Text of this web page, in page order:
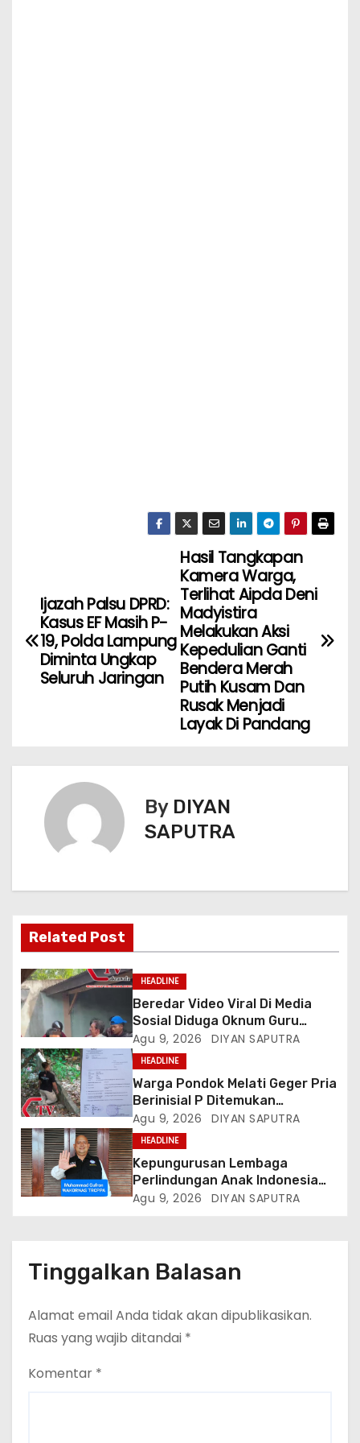
Hasil Tangkapan
Kamera Warga,
Terlihat Aipda Deni
Madyistira
Melakukan Aksi
Kepedulian Ganti
Bendera Merah
Putih Kusam Dan
Rusak Menjadi
Layak Di Pandang
Ijazah Palsu DPRD:
Kasus EF Masih P-
19, Polda Lampung
Diminta Ungkap
Seluruh Jaringan
By DIYAN
SAPUTRA
Related Post
HEADLINE
Beredar Video Viral Di Media
Sosial Diduga Oknum Guru
Menampar Murid Di Halaman
Parkir Sekolah
Agu 9, 2026 DIYAN SAPUTRA
HEADLINE
Warga Pondok Melati Geger Pria
Berinisial P Ditemukan
Meninggal Diduga Akibat
Tekanan Hutang
Agu 9, 2026 DIYAN SAPUTRA
HEADLINE
Kepungurusan Lembaga
Perlindungan Anak Indonesia
(LPAI) Periode 2026-2031
(Wakornas TRCPPA) Muhammad
Gufron Mengapresiasi Dan Beri
Agu 9, 2026 DIYAN SAPUTRA
Tinggalkan Balasan
Alamat email Anda tidak akan dipublikasikan.
Ruas yang wajib ditandai *
Komentar *